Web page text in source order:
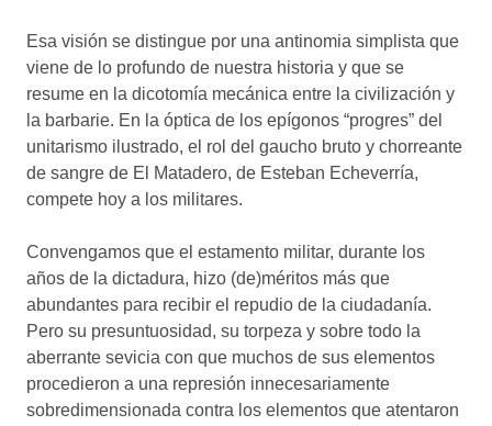
Esa visión se distingue por una antinomia simplista que
viene de lo profundo de nuestra historia y que se
resume en la dicotomía mecánica entre la civilización y
la barbarie. En la óptica de los epígonos “progres” del
unitarismo ilustrado, el rol del gaucho bruto y chorreante
de sangre de El Matadero, de Esteban Echeverría,
compete hoy a los militares.
Convengamos que el estamento militar, durante los
años de la dictadura, hizo (de)méritos más que
abundantes para recibir el repudio de la ciudadanía.
Pero su presuntuosidad, su torpeza y sobre todo la
aberrante sevicia con que muchos de sus elementos
procedieron a una represión innecesariamente
sobredimensionada contra los elementos que atentaron